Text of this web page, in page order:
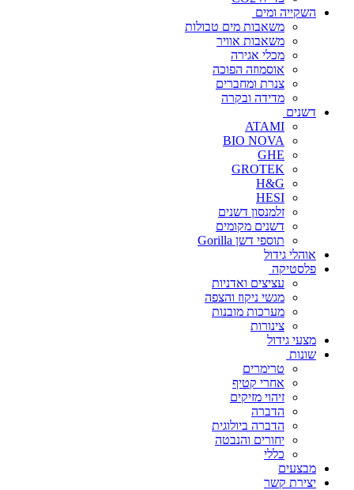
השקייה ומים
משאבות מים טבולות
משאבות אוויר
מכלי אגירה
אוסמוזה הפוכה
צנרת ומחברים
מדידה ובקרה
דשנים
ATAMI
BIO NOVA
GHE
GROTEK
H&G
HESI
זלמנסון דשנים
דשנים מקומים
תוספי דשן Gorilla
אוהלי גידול
פלסטיקה
עציצים ואדניות
מגשי ניקוז והצפה
מערכות מובנות
צינורות
מצעי גידול
שונות
טרימרים
אחרי קטיף
זיהוי מזיקים
הדברה
הדברה ביולוגית
יחורים והנבטה
כללי
מבצעים
יצירת קשר